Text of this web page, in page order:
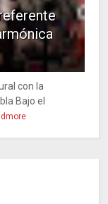
con la
Bajo el